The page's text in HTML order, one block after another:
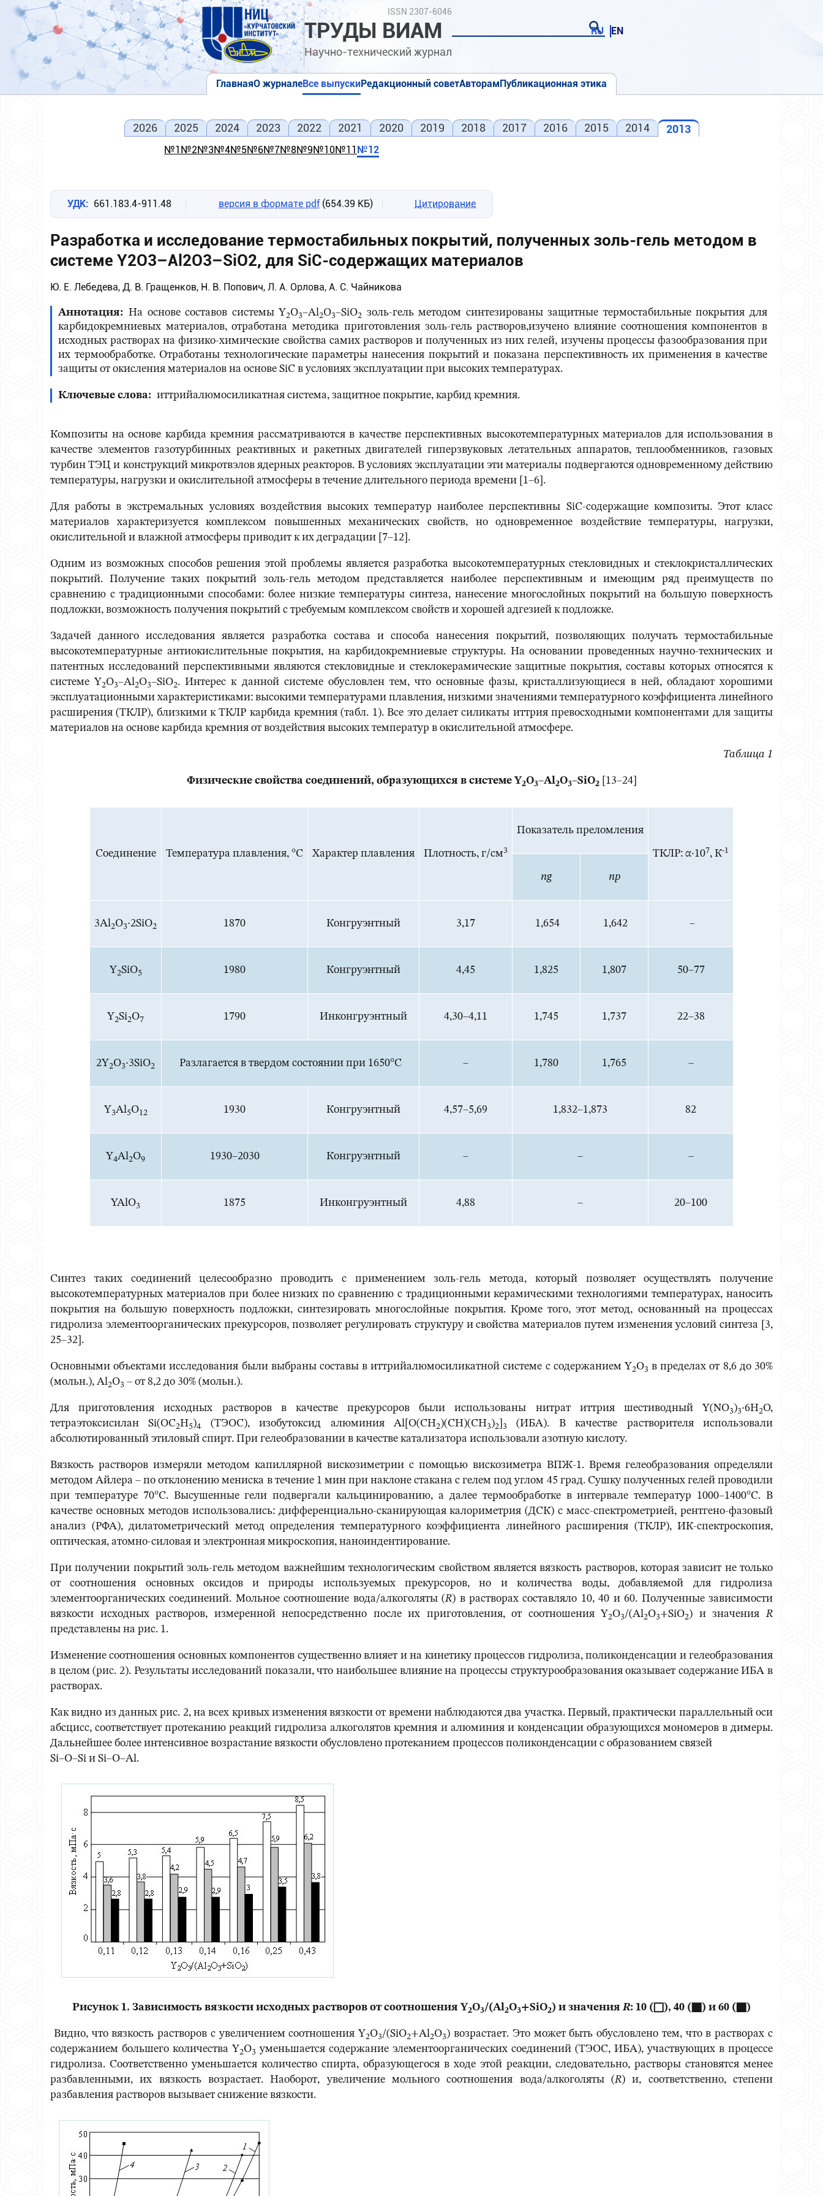
Перейти
основному
содержанию
ISSN 2307-6046
ТРУДЫ ВИАМ
Научно-технический журнал
RU
EN
Основная
ГлавнаяО журналеВсе выпускиРедакционный советАвторамПубликационная этика
2026 2025 2024 2023 2022 2021 2020 2019 2018 2017 2016 2015 2014 2013
№1 №2№3№4№5№6№7№8№9№10№11 №12
УДК 661.183.4-911.48 версия в формате pdf (654.39 КБ) Цитирование
Разработка и исследование термостабильных покрытий, полученных золь-гель методом в
системе Y2O3–Al2O3–SiO2, для SiC-содержащих материалов
Ю. Е. Лебедева, Д. В. Гращенков, Н. В. Попович, Л. А. Орлова, А. С. Чайникова
Аннотация На основе составов системы Y2O3–Al2O3–SiO2
золь-гель методом синтезированы защитные термостабильные покрытия для
карбидокремниевых материалов, отработана методика приготовления золь-гель растворов,изучено влияние соотношения компонентов в
исходных растворах на физико-химические свойства самих растворов и полученных из них гелей, изучены процессы фазообразования при
их термообработке. Отработаны технологические параметры нанесения покрытий и показана перспективность их применения в качестве
защиты от окисления материалов на основе SiC в условиях эксплуатации при высоких температурах.
Ключевые слова иттрийалюмосиликатная система, защитное покрытие, карбид кремния.
Композиты на основе карбида кремния рассматриваются в качестве перспективных высокотемпературных материалов для использования в
качестве элементов газотурбинных реактивных и ракетных двигателей гиперзвуковых летательных аппаратов, теплообменников, газовых
турбин ТЭЦ и конструкций микротвэлов ядерных реакторов. В условиях эксплуатации эти материалы подвергаются одновременному действию
температуры, нагрузки и окислительной атмосферы в течение длительного периода времени [1–6].
Для работы в экстремальных условиях воздействия высоких температур наиболее перспективны SiC-содержащие композиты. Этот класс
материалов характеризуется комплексом повышенных механических свойств, но одновременное воздействие температуры, нагрузки,
окислительной и влажной атмосферы приводит к их деградации [7–12].
Одним из возможных способов решения этой проблемы является разработка высокотемпературных стекловидных и стеклокристаллических
покрытий. Получение таких покрытий золь-гель методом представляется наиболее перспективным и имеющим ряд преимуществ по
сравнению с традиционными способами: более низкие температуры синтеза, нанесение многослойных покрытий на большую поверхность
подложки, возможность получения покрытий с требуемым комплексом свойств и хорошей адгезией к подложке.
Задачей данного исследования является разработка состава и способа нанесения покрытий, позволяющих получать термостабильные
высокотемпературные антиокислительные покрытия, на карбидокремниевые структуры. На основании проведенных научно-технических и
патентных исследований перспективными являются стекловидные и стеклокерамические защитные покрытия, составы которых относятся к
системе Y2O3–Al2O3–SiO2. Интерес к данной системе обусловлен тем, что основные фазы, кристаллизующиеся в ней, обладают хорошими
эксплуатационными характеристиками: высокими температурами плавления, низкими значениями температурного коэффициента линейного
расширения (ТКЛР), близкими к ТКЛР карбида кремния (табл. 1). Все это делает силикаты иттрия превосходными компонентами для защиты
материалов на основе карбида кремния от воздействия высоких температур в окислительной атмосфере.
Таблица 1
Физические свойства соединений, образующихся в системе Y2O3–Al2O3–SiO2[13–24]
Соединение Температура плавления, °С Характер плавления Плотность, г/см3
Показатель преломления
ТКЛР: α·107, К-1
ng np
3Al2O3·2SiO2 1870 Конгруэнтный 3,17 1,654 1,642 –
Y2SiO5 1980 Конгруэнтный 4,45 1,825 1,807 50–77
Y2Si2O7 1790 Инконгруэнтный 4,30–4,11 1,745 1,737 22–38
2Y2O3·3SiO2 Разлагается в твердом состоянии при 1650°С – 1,780 1,765 –
Y3Al5O12 1930 Конгруэнтный 4,57–5,69 1,832–1,873 82
Y4Al2O9 1930–2030 Конгруэнтный – – –
YAlO3 1875 Инконгруэнтный 4,88 – 20–100
Синтез таких соединений целесообразно проводить с применением золь-гель метода, который позволяет осуществлять получение
высокотемпературных материалов при более низких по сравнению с традиционными керамическими технологиями температурах, наносить
покрытия на большую поверхность подложки, синтезировать многослойные покрытия. Кроме того, этот метод, основанный на процессах
гидролиза элементоорганических прекурсоров, позволяет регулировать структуру и свойства материалов путем изменения условий синтеза [3,
25–32].
Основными объектами исследования были выбраны составы в иттрийалюмосиликатной системе с содержанием Y2O3 в пределах от 8,6 до 30%
(мольн.), Al2O3 – от 8,2 до 30% (мольн.).
Для приготовления исходных растворов в качестве прекурсоров были использованы нитрат иттрия шестиводный Y(NO3)3·6H2O,
тетраэтоксисилан Si(OC2H5)4 (ТЭОС), изобутоксид алюминия Al[O(CH2)(CH)(CH3)2 3
(ИБА). В качестве растворителя использовали
абсолютированный этиловый спирт. При гелеобразовании в качестве катализатора использовали азотную кислоту.
Вязкость растворов измеряли методом капиллярной вискозиметрии с помощью вискозиметра ВПЖ-1. Время гелеобразования определяли
методом Айлера – по отклонению мениска в течение 1 мин при наклоне стакана с гелем под углом 45 град. Сушку полученных гелей проводили
при температуре 70°С. Высушенные гели подвергали кальцинированию, а далее термообработке в интервале температур 1000–1400°С. В
качестве основных методов использовались: дифференциально-сканирующая калориметрия (ДСК) с масс-спектрометрией, рентгено-фазовый
анализ (РФА), дилатометрический метод определения температурного коэффициента линейного расширения (ТКЛР), ИК-спектроскопия,
оптическая, атомно-силовая и электронная микроскопия, наноиндентирование.
При получении покрытий золь-гель методом важнейшим технологическим свойством является вязкость растворов, которая зависит не только
от соотношения основных оксидов и природы используемых прекурсоров, но и количества воды, добавляемой для гидролиза
элементоорганических соединений. Мольное соотношение вода/алкоголяты (R) в растворах составляло 10, 40 и 60. Полученные зависимости
вязкости исходных растворов, измеренной непосредственно после их приготовления, от соотношения Y2O3/(Al2O3+SiO2) и значенияR
представлены на рис. 1.
Изменение соотношения основных компонентов существенно влияет и на кинетику процессов гидролиза, поликонденсации и гелеобразования
в целом (рис. 2). Результаты исследований показали, что наибольшее влияние на процессы структурообразования оказывает содержание ИБА в
растворах.
Как видно из данных рис. 2, на всех кривых изменения вязкости от времени наблюдаются два участка. Первый, практически параллельный оси
абсцисс, соответствует протеканию реакций гидролиза алкоголятов кремния и алюминия и конденсации образующихся мономеров в димеры.
Дальнейшее более интенсивное возрастание вязкости обусловлено протеканием процессов поликонденсации с образованием связей
Si–О–Si и Si–О–Al.
Рисунок 1. Зависимость вязкости исходных растворов от соотношения Y2O3/(Al2O3+SiO2) и значенияR: 10 (□), 40 ( ) и 60 (■)
Видно, что вязкость растворов с увеличением соотношения Y2O3/(SiO2+Al2O3) возрастает. Это может быть обусловлено тем, что в растворах с
содержанием большего количества Y2O3 уменьшается содержание элементоорганических соединений (ТЭОС, ИБА), участвующих в процессе
гидролиза. Соответственно уменьшается количество спирта, образующегося в ходе этой реакции, следовательно, растворы становятся менее
разбавленными, их вязкость возрастает. Наоборот, увеличение мольного соотношения вода/алкоголяты (R) и, соответственно, степени
разбавления растворов вызывает снижение вязкости.